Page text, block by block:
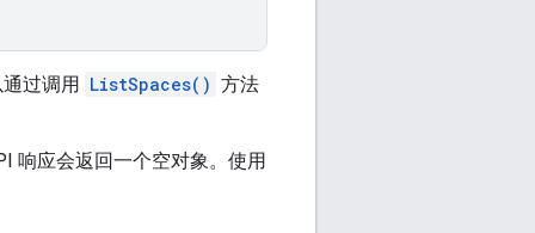
过调用 ListSpaces() 方法
响应会返回一个空对象。使用